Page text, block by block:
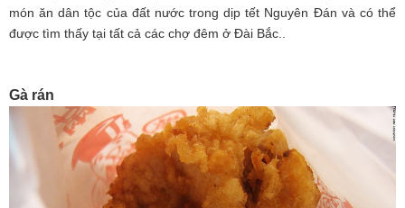
món ăn dân tộc của đất nước trong dịp tết Nguyên Đán và có thể
được tìm thấy tại tất cả các chợ đêm ở Đài Bắc..
Gà rán